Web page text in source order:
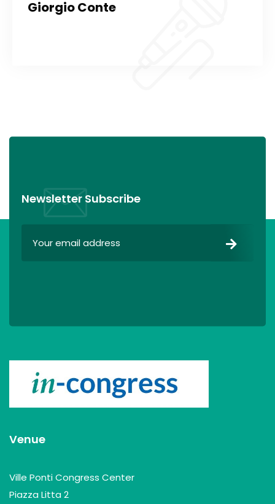
Giorgio Conte
Newsletter Subscribe
Venue
Ville Ponti Congress Center
Piazza Litta 2